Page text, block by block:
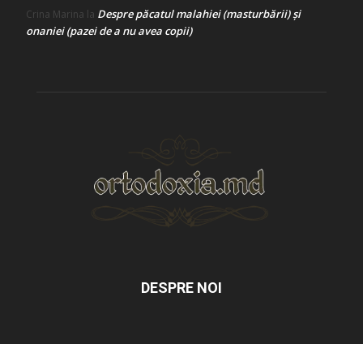
Crina Marina la Despre păcatul malahiei (masturbării) şi
onaniei (pazei de a nu avea copii)
DESPRE NOI